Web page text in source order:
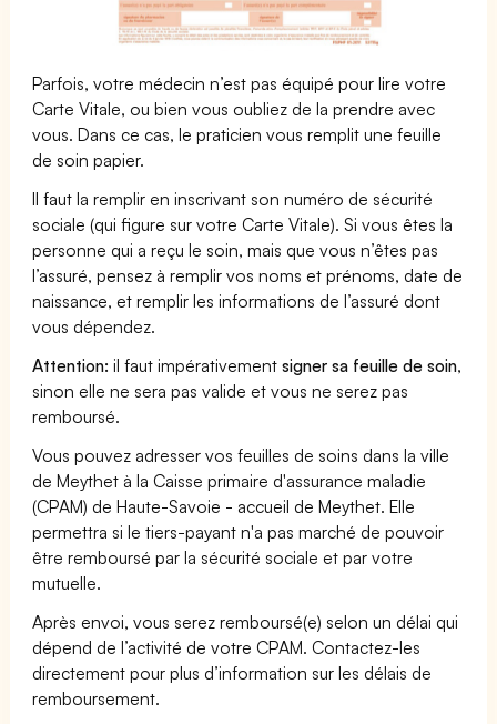
Parfois, votre médecin n’est pas équipé pour lire votre
Carte Vitale, ou bien vous oubliez de la prendre avec
vous. Dans ce cas, le praticien vous remplit une feuille
de soin papier.
Il faut la remplir en inscrivant son numéro de sécurité
sociale (qui figure sur votre Carte Vitale). Si vous êtes la
personne qui a reçu le soin, mais que vous n’êtes pas
l’assuré, pensez à remplir vos noms et prénoms, date de
naissance, et remplir les informations de l’assuré dont
vous dépendez.
Attention: il faut impérativementsigner sa feuille de soin,
sinon elle ne sera pas valide et vous ne serez pas
remboursé.
Vous pouvez adresser vos feuilles de soins dans la ville
de Meythet à la Caisse primaire d'assurance maladie
(CPAM) de Haute-Savoie - accueil de Meythet. Elle
permettra si le tiers-payant n'a pas marché de pouvoir
être remboursé par la sécurité sociale et par votre
mutuelle.
Après envoi, vous serez remboursé(e) selon un délai qui
dépend de l’activité de votre CPAM. Contactez-les
directement pour plus d’information sur les délais de
remboursement.